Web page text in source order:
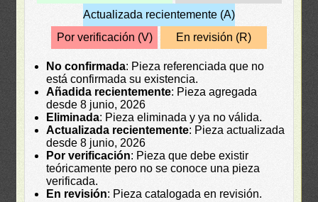
Actualizada recientemente (A)
Por verificación (V)
En revisión (R)
No confirmada: Pieza referenciada que no
está confirmada su existencia.
Añadida recientemente: Pieza agregada
desde 8 junio, 2026
Eliminada: Pieza eliminada y ya no válida.
Actualizada recientemente: Pieza actualizada
desde 8 junio, 2026
Por verificación: Pieza que debe existir
teóricamente pero no se conoce una pieza
verificada.
En revisión: Pieza catalogada en revisión.